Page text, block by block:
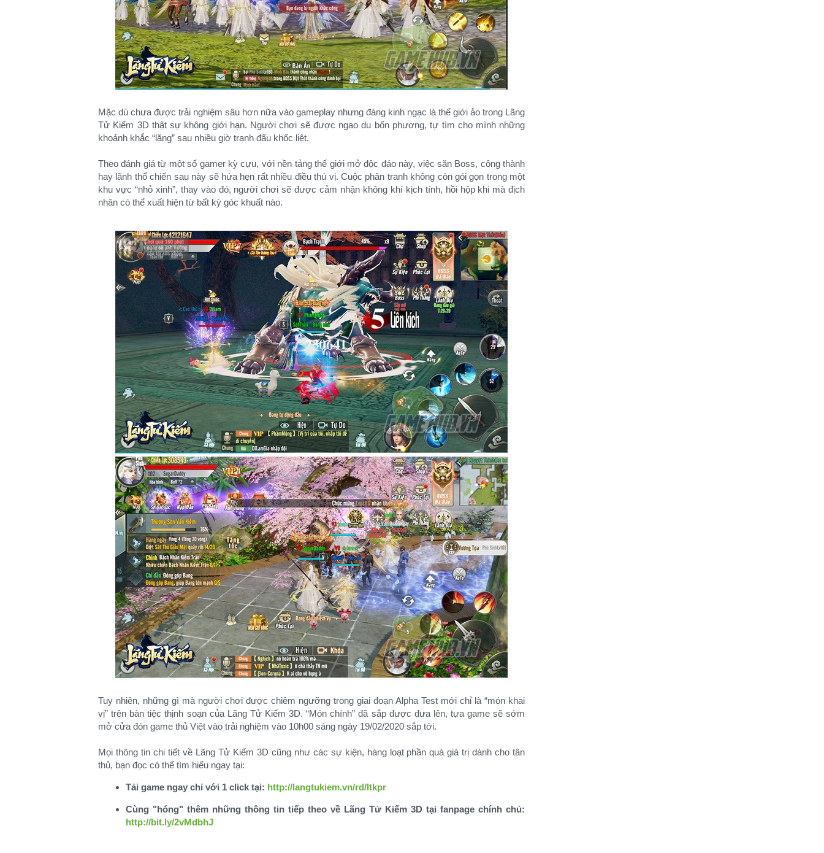
Mặc dù chưa được trải nghiệm sâu hơn nữa vào gameplay nhưng đáng kinh ngạc là thế giới ảo trong Lãng
Tử Kiếm 3D thật sự không giới hạn. Người chơi sẽ được ngao du bốn phương, tự tìm cho mình những
khoảnh khắc “lặng” sau nhiều giờ tranh đấu khốc liệt.
Theo đánh giá từ một số gamer kỳ cựu, với nền tảng thế giới mở độc đáo này, việc săn Boss, công thành
hay lãnh thổ chiến sau này sẽ hứa hẹn rất nhiều điều thú vị. Cuộc phân tranh không còn gói gọn trong một
khu vực “nhỏ xinh”, thay vào đó, người chơi sẽ được cảm nhận không khí kịch tính, hồi hộp khi mà địch
nhân có thể xuất hiện từ bất kỳ góc khuất nào.
Tuy nhiên, những gì mà người chơi được chiêm ngưỡng trong giai đoạn Alpha Test mới chỉ là “món khai
vị” trên bàn tiệc thịnh soạn của Lãng Tử Kiếm 3D. “Món chính” đã sắp được đưa lên, tựa game sẽ sớm
mở cửa đón game thủ Việt vào trải nghiệm vào 10h00 sáng ngày 19/02/2020 sắp tới.
Mọi thông tin chi tiết về Lãng Tử Kiếm 3D cũng như các sự kiện, hàng loạt phần quà giá trị dành cho tân
thủ, bạn đọc có thể tìm hiểu ngay tại:​
Tải game ngay chỉ với 1 click tại: http://langtukiem.vn/rd/ltkpr
Cùng "hóng" thêm những thông tin tiếp theo về Lãng Tử Kiếm 3D tại fanpage chính chủ:
http://bit.ly/2vMdbhJ